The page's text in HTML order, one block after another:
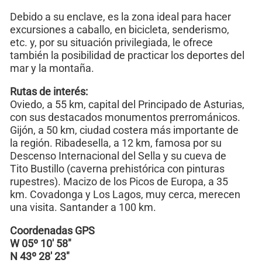
Debido a su enclave, es la zona ideal para hacer
excursiones a caballo, en bicicleta, senderismo,
etc. y, por su situación privilegiada, le ofrece
también la posibilidad de practicar los deportes del
mar y la montaña.
Rutas de interés:
Oviedo, a 55 km, capital del Principado de Asturias,
con sus destacados monumentos prerrománicos.
Gijón, a 50 km, ciudad costera más importante de
la región. Ribadesella, a 12 km, famosa por su
Descenso Internacional del Sella y su cueva de
Tito Bustillo (caverna prehistórica con pinturas
rupestres). Macizo de los Picos de Europa, a 35
km. Covadonga y Los Lagos, muy cerca, merecen
una visita. Santander a 100 km.
Coordenadas GPS
W 05º 10′ 58″
N 43º 28′ 23″